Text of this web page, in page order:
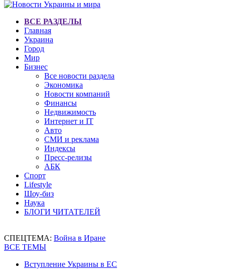
ВСЕ РАЗДЕЛЫ
Главная
Украина
Город
Мир
Бизнес
Все новости раздела
Экономика
Новости компаний
Финансы
Недвижимость
Интернет и IT
Авто
СМИ и реклама
Индексы
Пресс-релизы
АБК
Спорт
Lifestyle
Шоу-биз
Наука
БЛОГИ ЧИТАТЕЛЕЙ
СПЕЦТЕМА: Война в Иране
ВСЕ ТЕМЫ
Вступление Украины в ЕС